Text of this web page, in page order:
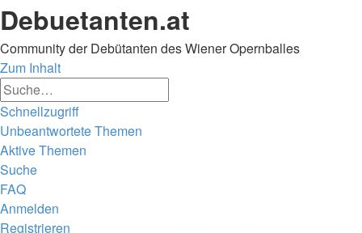
Debuetanten.at
Community der Debütanten des Wiener Opernballes
Zum Inhalt
Schnellzugriff
Unbeantwortete Themen
Aktive Themen
Suche
FAQ
Anmelden
Registrieren